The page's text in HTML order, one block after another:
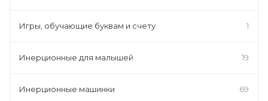
Игры, обучающие буквам и счету 1
Инерционные для малышей 19
Инерционные машинки 69